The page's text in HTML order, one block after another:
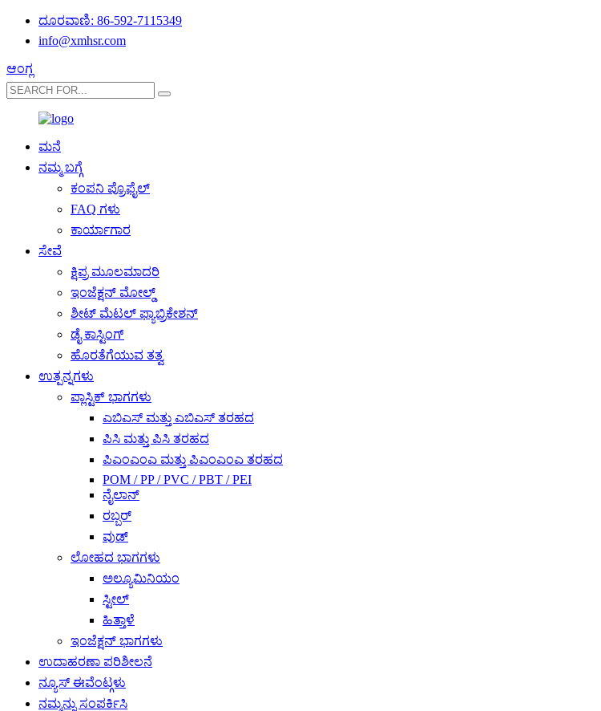
ದೂರವಾಣಿ: 86-592-7115349
info@xmhsr.com
ಆಂಗ್ಲ
ಮನೆ
ನಮ್ಮ ಬಗ್ಗೆ
ಕಂಪನಿ ಪ್ರೊಫೈಲ್
FAQ ಗಳು
ಕಾರ್ಯಾಗಾರ
ಸೇವೆ
ಕ್ಷಿಪ್ರ ಮೂಲಮಾದರಿ
ಇಂಜೆಕ್ಷನ್ ಮೋಲ್ಡ್
ಶೀಟ್ ಮೆಟಲ್ ಫ್ಯಾಬ್ರಿಕೇಶನ್
ಡೈ ಕಾಸ್ಟಿಂಗ್
ಹೊರತೆಗೆಯುವ ತತ್ವ
ಉತ್ಪನ್ನಗಳು
ಪ್ಲಾಸ್ಟಿಕ್ ಭಾಗಗಳು
ಎಬಿಎಸ್ ಮತ್ತು ಎಬಿಎಸ್ ತರಹದ
ಪಿಸಿ ಮತ್ತು ಪಿಸಿ ತರಹದ
ಪಿಎಂಎಂಎ ಮತ್ತು ಪಿಎಂಎಂಎ ತರಹದ
POM / PP / PVC / PBT / PEI
ನೈಲಾನ್
ರಬ್ಬರ್
ವುಡ್
ಲೋಹದ ಭಾಗಗಳು
ಅಲ್ಯೂಮಿನಿಯಂ
ಸ್ಟೀಲ್
ಹಿತ್ತಾಳೆ
ಇಂಜೆಕ್ಷನ್ ಭಾಗಗಳು
ಉದಾಹರಣಾ ಪರಿಶೀಲನೆ
ನ್ಯೂಸ್ ಈವೆಂಟ್ಗಳು
ನಮ್ಮನ್ನು ಸಂಪರ್ಕಿಸಿ